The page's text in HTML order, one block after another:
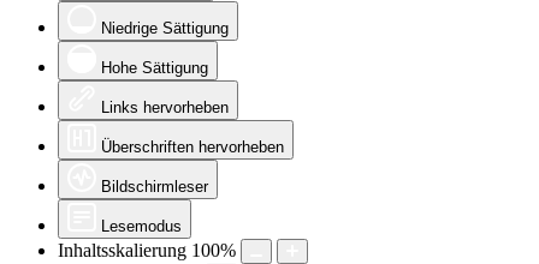
Niedrige Sättigung
Hohe Sättigung
Links hervorheben
Überschriften hervorheben
Bildschirmleser
Lesemodus
Inhaltsskalierung 100%